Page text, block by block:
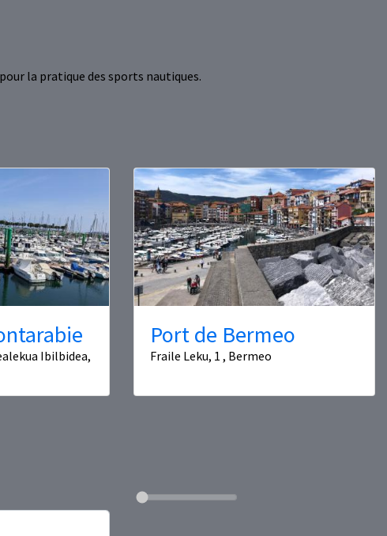
la pratique des sports nautiques.
Ibilbidea,
Port de Bermeo
Fraile Leku, 1 , Bermeo